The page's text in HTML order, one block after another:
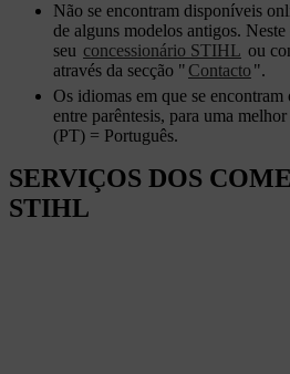
Não se encontram disponíveis
de alguns modelos antigos.
seu concessionário STIHL ou
através da secção " Contacto ".
Os idiomas em que se encontram
entre parêntesis, para uma
(PT) = Português.
SERVIÇOS DOS
STIHL